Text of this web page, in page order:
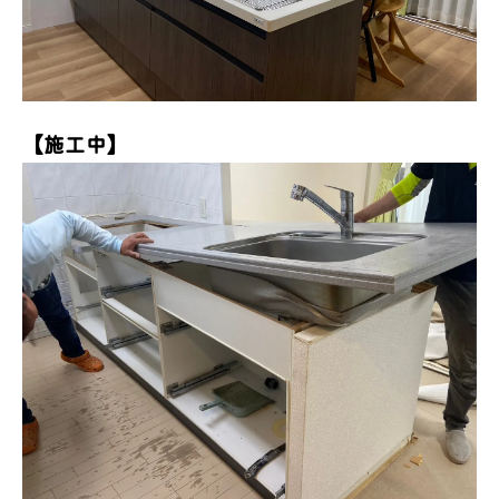
【施工中】